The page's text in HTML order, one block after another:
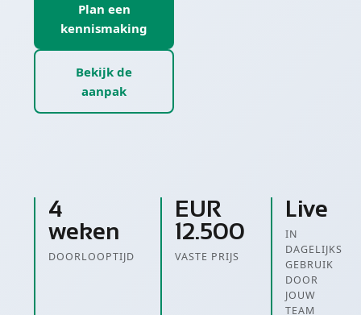
Plan een
kennismaking
Bekijk de
aanpak
4
weken
DOORLOOPTIJD
EUR
12.500
VASTE PRIJS
Live
IN
DAGELIJKS
GEBRUIK
DOOR
JOUW
TEAM